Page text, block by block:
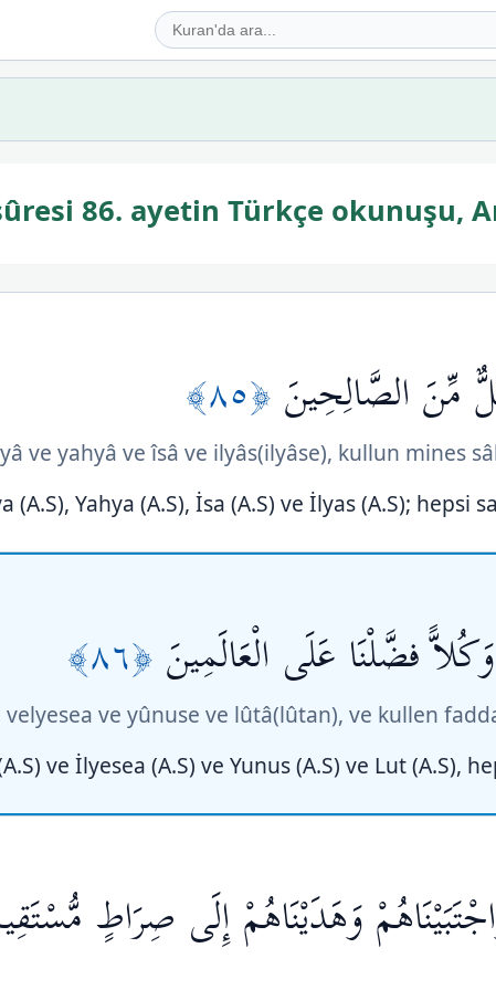
86. ayetin Türkçe okunuşu,
مِّنَ الصَّالِحِينَ ﴿٨٥﴾
ve yahyâ ve îsâ ve ilyâs(ilyâse), kullun mines
(A.S), Yahya (A.S), İsa (A.S) ve İlyas (A.S); hepsi
فضَّلْنَا عَلَى الْعَالَمِينَ ﴿٨٦﴾
velyesea ve yûnuse ve lûtâ(lûtan), ve kullen
ve İlyesea (A.S) ve Yunus (A.S) ve Lut (A.S),
وَهَدَيْنَاهُمْ إِلَى صِرَاطٍ